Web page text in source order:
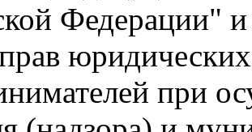
Федерации"
при